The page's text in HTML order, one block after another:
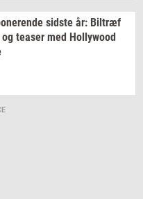
sid­ste år: Bil­træf
og tea­ser med Hol­lywood